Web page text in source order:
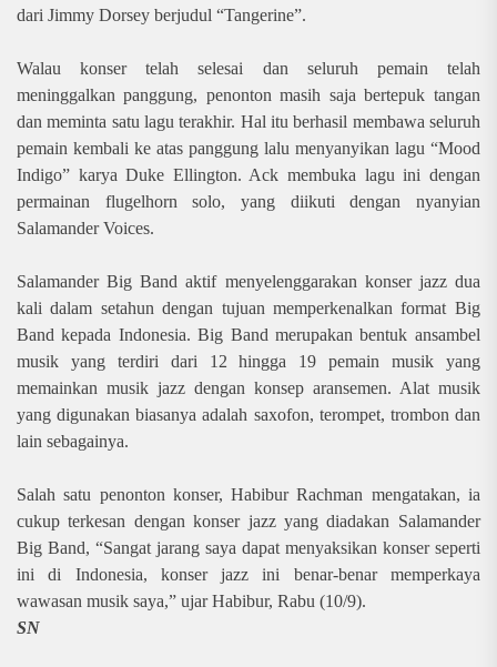
dari Jimmy Dorsey berjudul “Tangerine”.
Walau konser telah selesai dan seluruh pemain telah
meninggalkan panggung, penonton masih saja bertepuk tangan
dan meminta satu lagu terakhir. Hal itu berhasil membawa seluruh
pemain kembali ke atas panggung lalu menyanyikan lagu “Mood
Indigo” karya Duke Ellington. Ack membuka lagu ini dengan
permainan flugelhorn solo, yang diikuti dengan nyanyian
Salamander Voices.
Salamander Big Band aktif menyelenggarakan konser jazz dua
kali dalam setahun dengan tujuan memperkenalkan format Big
Band kepada Indonesia. Big Band merupakan bentuk ansambel
musik yang terdiri dari 12 hingga 19 pemain musik yang
memainkan musik jazz dengan konsep aransemen. Alat musik
yang digunakan biasanya adalah saxofon, terompet, trombon dan
lain sebagainya.
Salah satu penonton konser, Habibur Rachman mengatakan, ia
cukup terkesan dengan konser jazz yang diadakan Salamander
Big Band, “Sangat jarang saya dapat menyaksikan konser seperti
ini di Indonesia, konser jazz ini benar-benar memperkaya
wawasan musik saya,” ujar Habibur, Rabu (10/9).
SN